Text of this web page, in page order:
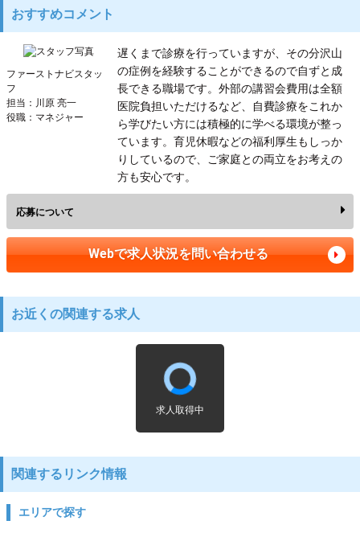
おすすめコメント
ファーストナビスタッ
フ
担当：川原 亮一
役職：マネジャー
遅くまで診療を行っていますが、その分沢山
の症例を経験することができるので自ずと成
長できる職場です。外部の講習会費用は全額
医院負担いただけるなど、自費診療をこれか
ら学びたい方には積極的に学べる環境が整っ
ています。育児休暇などの福利厚生もしっか
りしているので、ご家庭との両立をお考えの
方も安心です。
応募について
Webで求人状況を問い合わせる
お近くの関連する求人
求人取得中
関連するリンク情報
エリアで探す